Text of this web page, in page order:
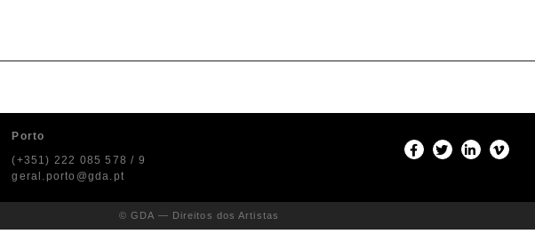
Porto
(+351) 222 085 578 / 9
geral.porto@gda.pt
© GDA — Direitos dos Artistas